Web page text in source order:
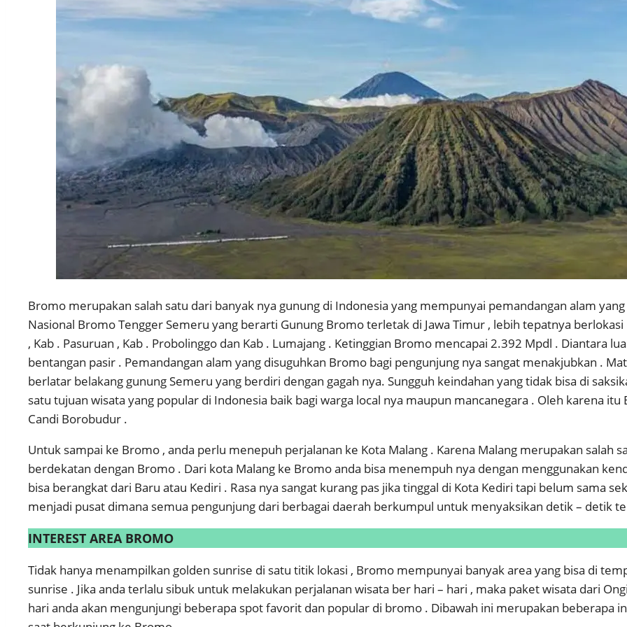
Bromo merupakan salah satu dari banyak nya gunung di Indonesia yang mempunyai pemandangan alam
Nasional Bromo Tengger Semeru yang berarti Gunung Bromo terletak di Jawa Timur , lebih tepatnya
, Kab . Pasuruan , Kab . Probolinggo dan Kab . Lumajang . Ketinggian Bromo mencapai 2.392 Mpdl . Diantara
bentangan pasir . Pemandangan alam yang disuguhkan Bromo bagi pengunjung nya sangat menakjubkan .
berlatar belakang gunung Semeru yang berdiri dengan gagah nya. Sungguh keindahan yang tidak bisa di
satu tujuan wisata yang popular di Indonesia baik bagi warga local nya maupun mancanegara . Oleh karena
Candi Borobudur .
Untuk sampai ke Bromo , anda perlu menepuh perjalanan ke Kota Malang . Karena Malang merupakan salah
berdekatan dengan Bromo . Dari kota Malang ke Bromo anda bisa menempuh nya dengan menggunakan
bisa berangkat dari Baru atau Kediri . Rasa nya sangat kurang pas jika tinggal di Kota Kediri tapi belum sama
menjadi pusat dimana semua pengunjung dari berbagai daerah berkumpul untuk menyaksikan detik – detik
INTEREST AREA BROMO
Tidak hanya menampilkan golden sunrise di satu titik lokasi , Bromo mempunyai banyak area yang bisa di
sunrise . Jika anda terlalu sibuk untuk melakukan perjalanan wisata ber hari – hari , maka paket wisata dari
hari anda akan mengunjungi beberapa spot favorit dan popular di bromo . Dibawah ini merupakan beberapa